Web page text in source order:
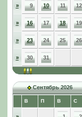
» 9 10 11 12
» 16 17 18 19
» 23 24 25 26
» 30 31
Сентябрь 2026
В П В С